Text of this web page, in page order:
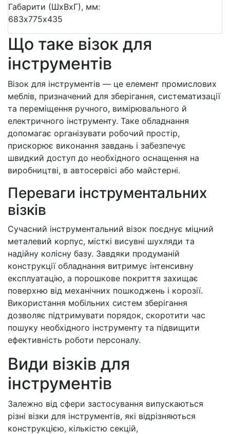
Габарити (ШхВхГ), мм:
683х775х435
Що таке візок для
інструментів
Візок для інструментів — це елемент промислових
меблів, призначений для зберігання, систематизації
та переміщення ручного, вимірювального й
електричного інструменту. Таке обладнання
допомагає організувати робочий простір,
прискорює виконання завдань і забезпечує
швидкий доступ до необхідного оснащення на
виробництві, в автосервісі або майстерні.
Переваги інструментальних
візків
Сучасний інструментальний візок поєднує міцний
металевий корпус, місткі висувні шухляди та
надійну колісну базу. Завдяки продуманій
конструкції обладнання витримує інтенсивну
експлуатацію, а порошкове покриття захищає
поверхню від механічних пошкоджень і корозії.
Використання мобільних систем зберігання
дозволяє підтримувати порядок, скоротити час
пошуку необхідного інструменту та підвищити
ефективність роботи персоналу.
Види візків для
інструментів
Залежно від сфери застосування випускаються
різні візки для інструментів, які відрізняються
конструкцією, кількістю секцій,